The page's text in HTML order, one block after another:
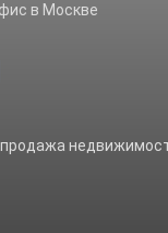
в Москве